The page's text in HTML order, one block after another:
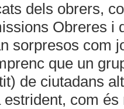
dels obrers,
Obreres i
sorpresos com
que un
de ciutadans
com